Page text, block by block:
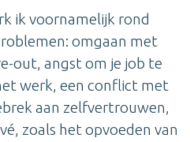
ik voornamelijk rond
omgaan met
out, angst om je job te
werk, een conflict met
aan zelfvertrouwen,
zoals het opvoeden van